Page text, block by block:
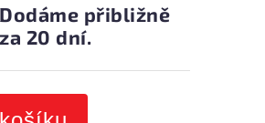
Dodáme přibližně
za 20 dní.